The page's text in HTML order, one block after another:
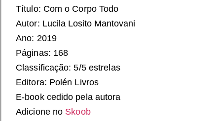
Título: Com o Corpo Todo
Autor: Lucila Losito Mantovani
Ano: 2019
Páginas: 168
Classificação: 5/5 estrelas
Editora: Polén Livros
E-book cedido pela autora
Adicione no Skoob